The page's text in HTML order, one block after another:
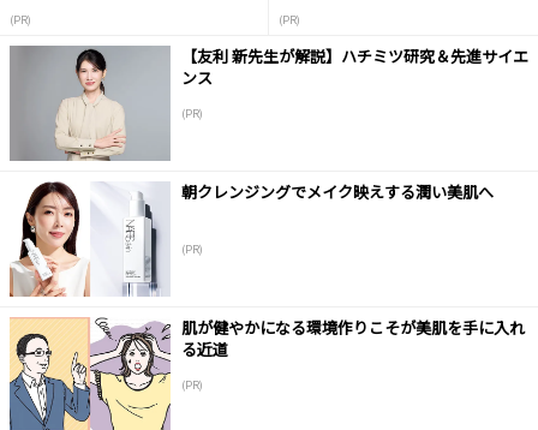
(PR) (PR)
【友利 新先生が解説】ハチミツ研究＆先進サイエ
ンス
(PR)
朝クレンジングでメイク映えする潤い美肌へ
(PR)
肌が健やかになる環境作りこそが美肌を手に入れ
る近道
(PR)